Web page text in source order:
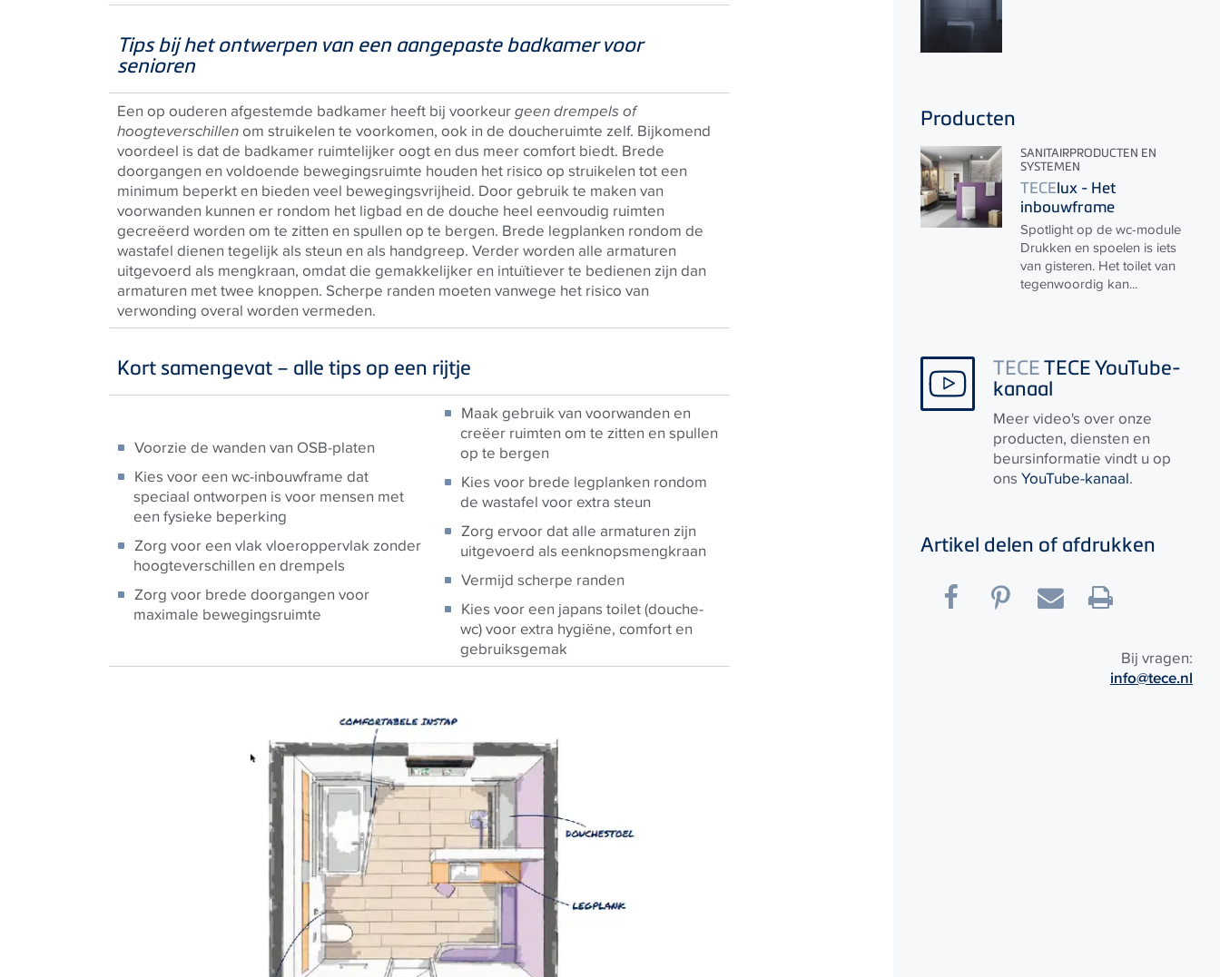
Tips bij het ontwerpen van een aangepaste badkamer voor
senioren
Een op ouderen afgestemde badkamer heeft bij voorkeurgeen drempels of
hoogteverschillenom struikelen te voorkomen, ook in de doucheruimte zelf. Bijkomend
voordeel is dat de badkamer ruimtelijker oogt en dus meer comfort biedt. Brede
doorgangen en voldoende bewegingsruimte houden het risico op struikelen tot een
minimum beperkt en bieden veel bewegingsvrijheid. Door gebruik te maken van
voorwanden kunnen er rondom het ligbad en de douche heel eenvoudig ruimten
gecreëerd worden om te zitten en spullen op te bergen. Brede legplanken rondom de
wastafel dienen tegelijk als steun en als handgreep. Verder worden alle armaturen
uitgevoerd als mengkraan, omdat die gemakkelijker en intuïtiever te bedienen zijn dan
armaturen met twee knoppen. Scherpe randen moeten vanwege het risico van
verwonding overal worden vermeden.
Kort samengevat – alle tips op een rijtje
Voorzie de wanden van OSB-platen
Kies voor een wc-inbouwframe dat
speciaal ontworpen is voor mensen met
een fysieke beperking
Zorg voor een vlak vloeroppervlak zonder
hoogteverschillen en drempels
Zorg voor brede doorgangen voor
maximale bewegingsruimte
Maak gebruik van voorwanden en
creëer ruimten om te zitten en spullen
op te bergen
Kies voor brede legplanken rondom
de wastafel voor extra steun
Zorg ervoor dat alle armaturen zijn
uitgevoerd als eenknopsmengkraan
Vermijd scherpe randen
Kies voor een japans toilet (douche-
wc) voor extra hygiëne, comfort en
gebruiksgemak
Producten
SANITAIRPRODUCTEN EN
SYSTEMEN
TECElux - Het
inbouwframe
Spotlight op de wc-module
Drukken en spoelen is iets
van gisteren. Het toilet van
tegenwoordig kan...
TECETECE YouTube-
kanaal
Meer video's over onze
producten, diensten en
beursinformatie vindt u op
onsYouTube-kanaal.
Artikel delen of afdrukken
Bij vragen:
info@tece.nl